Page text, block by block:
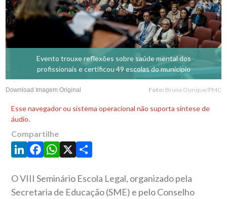
Evento trouxe reflexões sobre saúde mental dos
profissionais e certificou 49 escolas do município
Download Imagem Original Foto: Bruna Ourique/PMC
Esse navegador ou sistema operacional não suporta síntese de
áudio.
Compartilhe
LinkedIn
Facebook
WhatsApp
X Share
O VIII Seminário Escola Legal, organizado pela
Secretaria de Educação (SME) e pelo Conselho